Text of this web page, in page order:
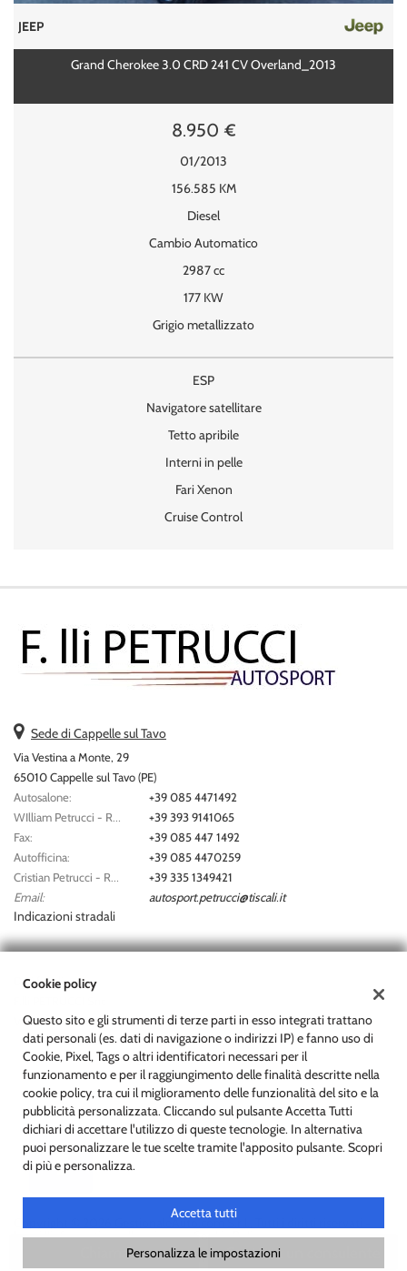
Chiama Contatta un consulente
JEEP
Grand Cherokee 3.0 CRD 241 CV Overland_2013
8.950 €
01/2013
156.585 KM
Diesel
Cambio Automatico
2987 cc
177 KW
Grigio metallizzato
ESP
Navigatore satellitare
Tetto apribile
Interni in pelle
Fari Xenon
Cruise Control
Sede di Cappelle sul Tavo
Via Vestina a Monte, 29
65010 Cappelle sul Tavo (PE)
Autosalone:
+39 085 4471492
+39 393 9141065
Fax:
+39 085 447 1492
Autofficina:
+39 085 4470259
+39 335 1349421
Email:
autosport.petrucci@tiscali.it
Indicazioni stradali
Dati fiscali:
Via Vestina a Monte, 29, Cappelle sul Tavo (PE)
C.F/P.IVA:01680160684
Registro delle imprese:PE
Copyright © 2026 GestionaleAuto.com S.r.l., Tutti i diritti riservati -
Leggi l'informativa sulla privacy-Cookie Policy
GestionaleAuto.com
Cookie policy
Questo sito e gli strumenti di terze parti in esso integrati trattano
dati personali (es. dati di navigazione o indirizzi IP) e fanno uso di
Cookie, Pixel, Tags o altri identificatori necessari per il
funzionamento e per il raggiungimento delle finalità descritte nella
cookie policy, tra cui il miglioramento delle funzionalità del sito e la
pubblicità personalizzata. Cliccando sul pulsante Accetta Tutti
dichiari di accettare l'utilizzo di queste tecnologie. In alternativa
puoi personalizzare le tue scelte tramite l'apposito pulsante. Scopri
di più e personalizza.
Accetta tutti
Personalizza le impostazioni